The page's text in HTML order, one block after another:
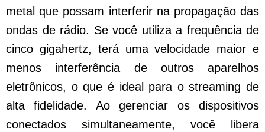
metal que possam interferir na propagação das
ondas de rádio. Se você utiliza a frequência de
cinco gigahertz, terá uma velocidade maior e
menos interferência de outros aparelhos
eletrônicos, o que é ideal para o streaming de
alta fidelidade. Ao gerenciar os dispositivos
conectados simultaneamente, você libera